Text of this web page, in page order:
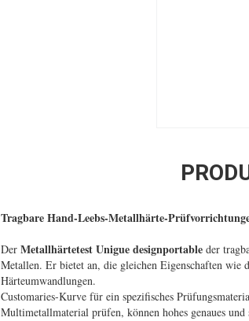
Tragbare Hand-Leebs-Metallhärte-
Der Metallhärtetest Unigue designportable der
Metallen. Er bietet an, die gleichen Eigenschaften wie
Härteumwandlungen.
Customaries-Kurve für ein spezifisches
Multimetallmaterial prüfen, können hohes genaues und